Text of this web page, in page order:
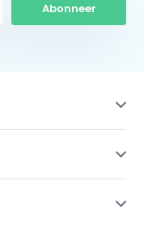
Abonneer